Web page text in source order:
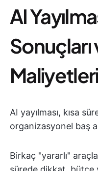
AI
Sonuçları
Maliyetleri
AI yayılması, kısa
organizasyonel baş
Birkaç "yararlı"